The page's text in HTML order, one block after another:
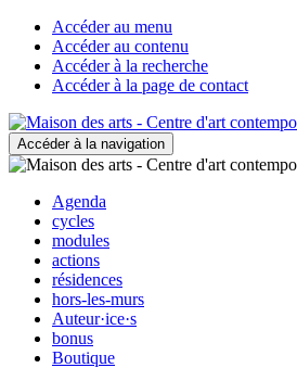
Accéder au menu
Accéder au contenu
Accéder à la recherche
Accéder à la page de contact
Accéder à la navigation
Agenda
cycles
modules
actions
résidences
hors-les-murs
Auteur·ice·s
bonus
Boutique